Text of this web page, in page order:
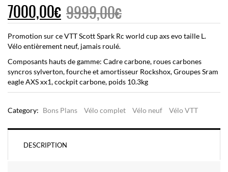
9999,00€
Le
prix
initial
était :
9999,00€.
7000,00€ Le
prix
actuel
est :
7000,00€.
Promotion sur ce VTT Scott Spark Rc world cup axs evo taille L.
Vélo entièrement neuf, jamais roulé.
Composants hauts de gamme: Cadre carbone, roues carbones
syncros sylverton, fourche et amortisseur Rockshox, Groupes Sram
eagle AXS xx1, cockpit carbone, poids 10.3kg
Category: Bons Plans Vélo complet Vélo neuf Vélo VTT
DESCRIPTION